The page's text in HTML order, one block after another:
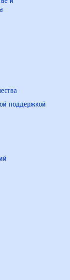
поддержкой